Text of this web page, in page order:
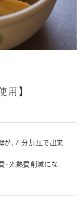
用】
が、7 分加圧で出来
・光熱費削減にな